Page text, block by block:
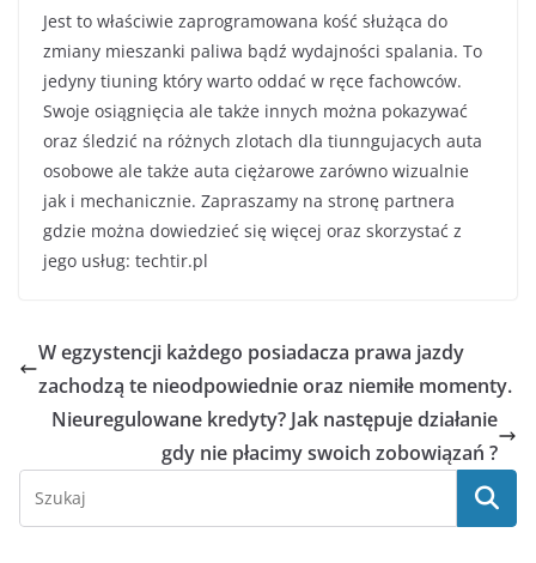
Jest to właściwie zaprogramowana kość służąca do
zmiany mieszanki paliwa bądź wydajności spalania. To
jedyny tiuning który warto oddać w ręce fachowców.
Swoje osiągnięcia ale także innych można pokazywać
oraz śledzić na różnych zlotach dla tiunngujacych auta
osobowe ale także auta ciężarowe zarówno wizualnie
jak i mechanicznie. Zapraszamy na stronę partnera
gdzie można dowiedzieć się więcej oraz skorzystać z
jego usług: techtir.pl
W egzystencji każdego posiadacza prawa jazdy
zachodzą te nieodpowiednie oraz niemiłe momenty.
Nieuregulowane kredyty? Jak następuje działanie
gdy nie płacimy swoich zobowiązań ?